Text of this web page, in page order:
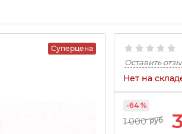
Суперцена
Оставить
Нет на
1 000 руб
-64 %